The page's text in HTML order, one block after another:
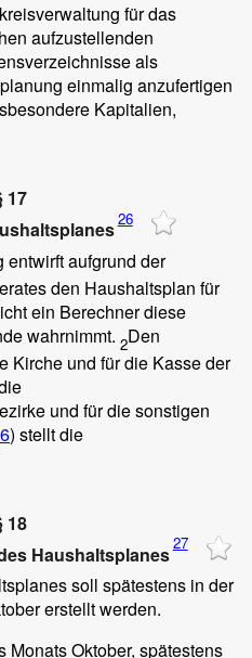
für das
aufzustellenden
als
einmalig anzufertigen
Kapitalien,
17
26
aufgrund der
den Haushaltsplan für
ein Berechner diese
wahrnimmt. 2Den
Kirche und für die Kasse der
und für die sonstigen
) stellt die
18
Haushaltsplanes27
soll spätestens in der
erstellt werden.
Monats Oktober, spätestens